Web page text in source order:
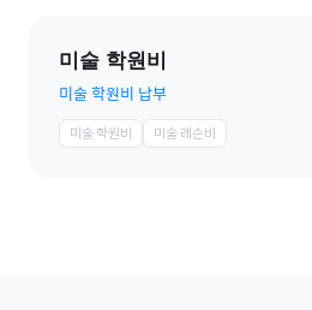
미술 학원비
미술 학원비 납부
미술 학원비 미술 레슨비